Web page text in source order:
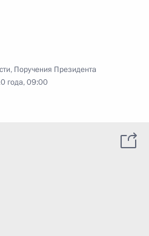
, Поручения Президента
года, 09:00